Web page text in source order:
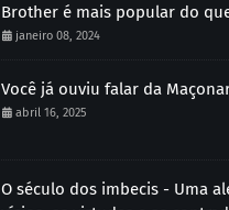
Brother é mais popular do
janeiro 08, 2024
Você já ouviu falar da
abril 16, 2025
O século dos imbecis - Uma